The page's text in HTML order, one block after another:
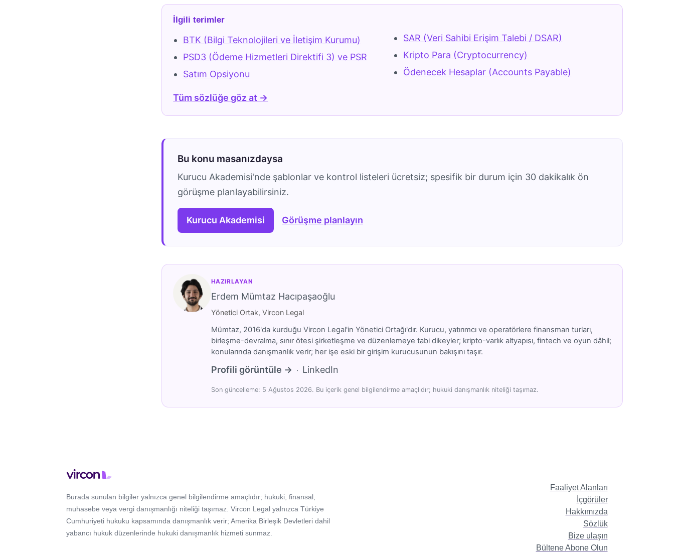
İlgili terimler
BTK (Bilgi Teknolojileri ve İletişim Kurumu)
PSD3 (Ödeme Hizmetleri Direktifi 3) ve PSR
Satım Opsiyonu
SAR (Veri Sahibi Erişim Talebi / DSAR)
Kripto Para (Cryptocurrency)
Ödenecek Hesaplar (Accounts Payable)
Tüm sözlüğe göz at →
Bu konu masanızdaysa
Kurucu Akademisi'nde şablonlar ve kontrol listeleri ücretsiz; spesifik bir durum için 30 dakikalık ön
görüşme planlayabilirsiniz.
Kurucu Akademisi Görüşme planlayın
HAZIRLAYAN
Erdem Mümtaz Hacıpaşaoğlu
Yönetici Ortak, Vircon Legal
Mümtaz, 2016'da kurduğu Vircon Legal'in Yönetici Ortağı'dır. Kurucu, yatırımcı ve operatörlere finansman turları,
birleşme-devralma, sınır ötesi şirketleşme ve düzenlemeye tabi dikeyler; kripto-varlık altyapısı, fintech ve oyun dâhil;
konularında danışmanlık verir; her işe eski bir girişim kurucusunun bakışını taşır.
Profili görüntüle → · LinkedIn
Son güncelleme: 5 Ağustos 2026. Bu içerik genel bilgilendirme amaçlıdır; hukuki danışmanlık niteliği taşımaz.
Burada sunulan bilgiler yalnızca genel bilgilendirme amaçlıdır; hukuki, finansal,
muhasebe veya vergi danışmanlığı niteliği taşımaz. Vircon Legal yalnızca Türkiye
Cumhuriyeti hukuku kapsamında danışmanlık verir; Amerika Birleşik Devletleri dahil
yabancı hukuk düzenlerinde hukuki danışmanlık hizmeti sunmaz.
Faaliyet Alanları
İçgörüler
Hakkımızda
Sözlük
Bize ulaşın
Bültene Abone Olun